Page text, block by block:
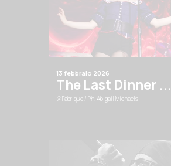
13 febbraio 2026
The Last Dinner ...
@Fabrique / Ph. Abigail Michaels